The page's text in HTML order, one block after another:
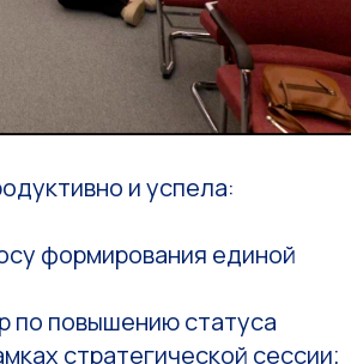
и успела:
формирования единой
по повышению статуса
стратегической сессии;